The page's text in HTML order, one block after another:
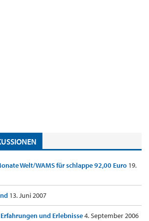
Welt/WAMS für schlappe 92,00 Euro 19.
13. Juni 2007
und Erlebnisse4. September 2006